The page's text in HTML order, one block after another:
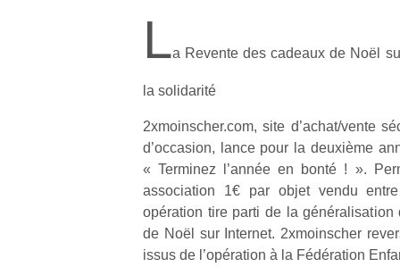
La Revente des cadeaux de Noël
la solidarité
2xmoinscher.com, site d’achat/vente
d’occasion, lance pour la deuxième
« Terminez l’année en bonté ! ».
association 1€ par objet vendu
opération tire parti de la
de Noël sur Internet. 2xmoinscher
issus de l’opération à la Fédération